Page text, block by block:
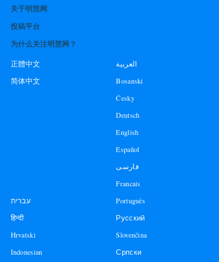
关于明慧网
投稿平台
为什么关注明慧网？
正體中文
简体中文
العربية
Bosanski
Česky
Deutsch
English
Español
فارسی
Francais
עברית
हिन्दी
Hrvatski
Indonesian
Português
Русский
Slovenčina
Српски